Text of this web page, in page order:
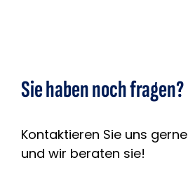
Sie haben noch fragen?
Kontaktieren Sie uns gerne
und wir beraten sie!